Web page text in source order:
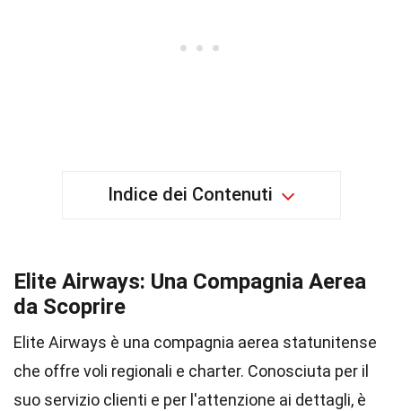
Indice dei Contenuti
Elite Airways: Una Compagnia Aerea
da Scoprire
Elite Airways è una compagnia aerea statunitense
che offre voli regionali e charter. Conosciuta per il
suo servizio clienti e per l'attenzione ai dettagli, è